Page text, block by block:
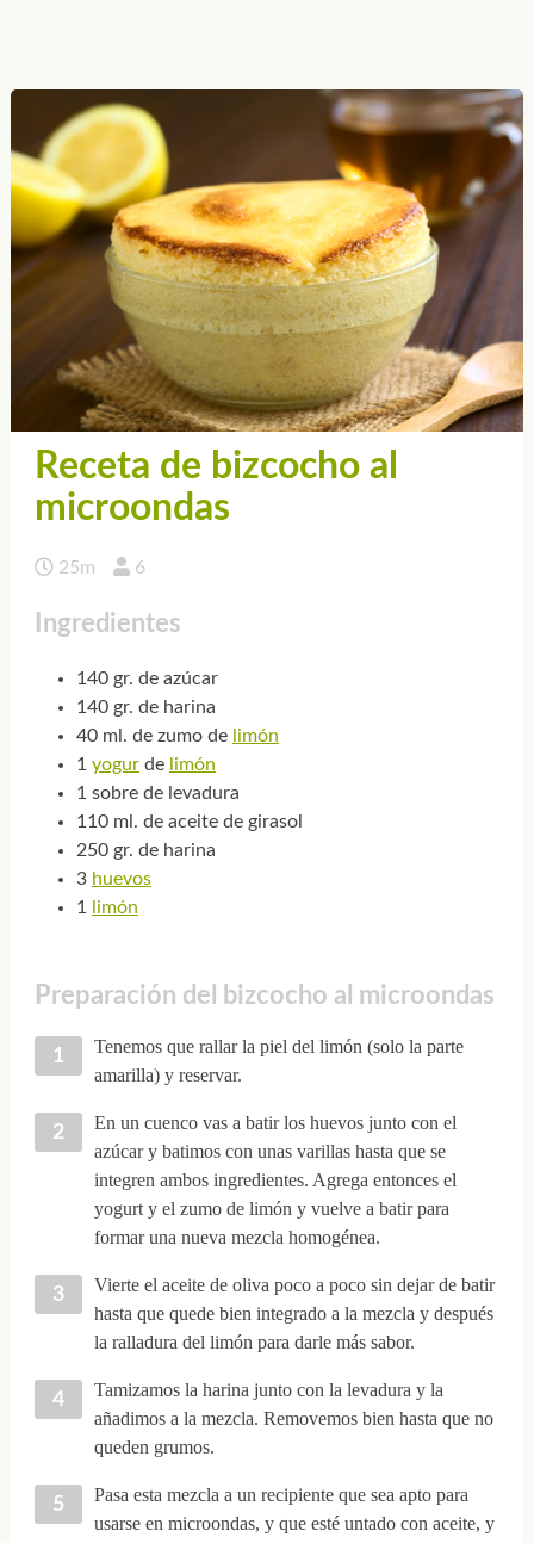
Receta de bizcocho al
microondas
25m 6
Ingredientes
140 gr. de azúcar
140 gr. de harina
40 ml. de zumo de limón
1 yogurde limón
1 sobre de levadura
110 ml. de aceite de girasol
250 gr. de harina
3 huevos
1
limón
Preparación del bizcocho al microondas
Tenemos que rallar la piel del limón (solo la parte
amarilla) y reservar.
En un cuenco vas a batir los huevos junto con el
azúcar y batimos con unas varillas hasta que se
integren ambos ingredientes. Agrega entonces el
yogurt y el zumo de limón y vuelve a batir para
formar una nueva mezcla homogénea.
Vierte el aceite de oliva poco a poco sin dejar de batir
hasta que quede bien integrado a la mezcla y después
la ralladura del limón para darle más sabor.
Tamizamos la harina junto con la levadura y la
añadimos a la mezcla. Removemos bien hasta que no
queden grumos.
Pasa esta mezcla a un recipiente que sea apto para
usarse en microondas, y que esté untado con aceite, y